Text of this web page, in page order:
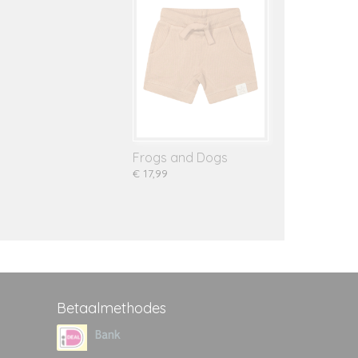
Frogs and Dogs
€ 17,99
Betaalmethodes